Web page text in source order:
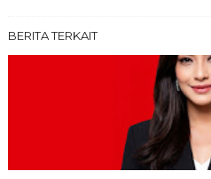
BERITA TERKAIT